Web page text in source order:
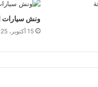
ونش سيارات
15 أكتوبر، 2025